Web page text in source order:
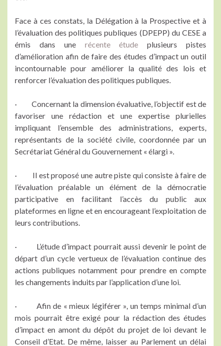
Face à ces constats, la Délégation à la Prospective et à
l’évaluation des politiques publiques (DPEPP) du CESE a
émis dans une récente étude plusieurs pistes
d’amélioration afin de faire des études d’impact un outil
incontournable pour améliorer la qualité des lois et
renforcer l’évaluation des politiques publiques.
· Concernant la dimension évaluative, l’objectif est de
favoriser une rédaction et une expertise plurielles
impliquant l’ensemble des administrations, experts,
représentants de la société civile, coordonnée par un
Secrétariat Général du Gouvernement « élargi ».
· Il est proposé une autre piste qui consiste à faire de
l’évaluation préalable un élément de la démocratie
participative en facilitant l’accès du public aux
plateformes en ligne et en encourageant l’exploitation de
leurs contributions.
· L’étude d’impact pourrait aussi devenir le point de
départ d’un cycle vertueux de l’évaluation continue des
actions publiques notamment pour prendre en compte
les changements induits par l’application d’une loi.
· Afin de « mieux légiférer », un temps minimal d’un
mois pourrait être exigé pour la rédaction des études
d’impact en amont du dépôt du projet de loi devant le
Conseil d’Etat. De même, laisser au Parlement un délai